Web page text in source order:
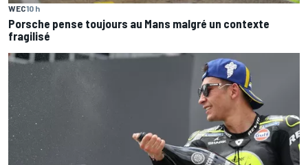
WEC10 h
Porsche pense toujours au Mans malgré un contexte
fragilisé